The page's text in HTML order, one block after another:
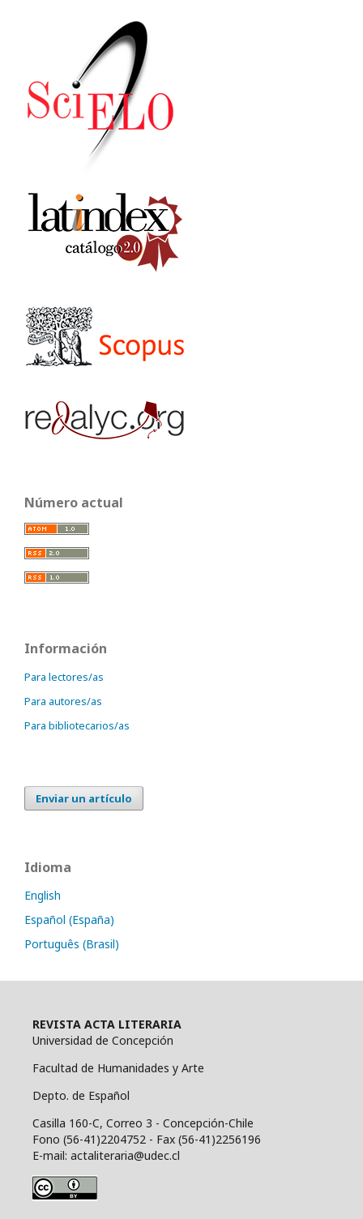
Número actual
Información
Para lectores/as
Para autores/as
Para bibliotecarios/as
Enviar un artículo
Idioma
English
Español (España)
Português (Brasil)
REVISTA ACTA LITERARIA
Universidad de Concepción
Facultad de Humanidades y Arte
Depto. de Español
Casilla 160-C, Correo 3 - Concepción-Chile
Fono (56-41)2204752 - Fax (56-41)2256196
E-mail: actaliteraria@udec.cl